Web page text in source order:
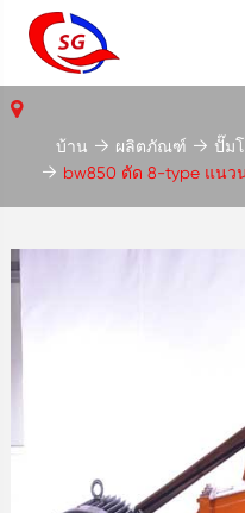
บ้าน ผลิตภัณฑ์ ปั๊ม
bw850 ตัด 8-type แนว